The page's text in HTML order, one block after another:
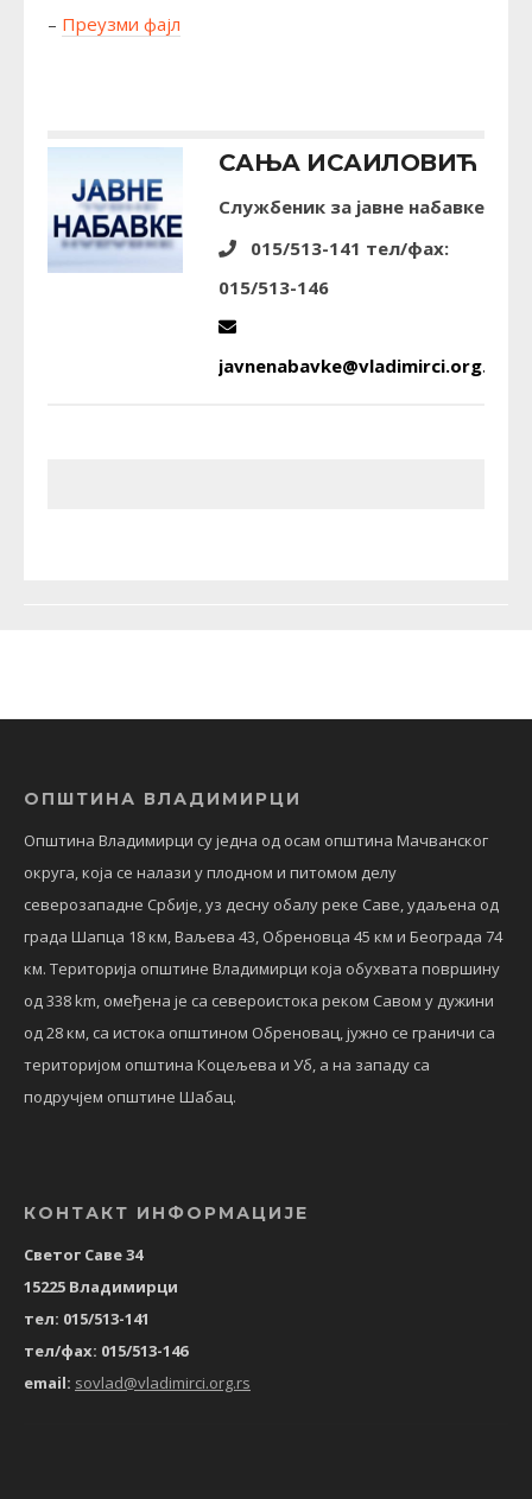
– Преузми фајл
САЊА ИСАИЛОВИЋ
Службеник за јавне набавке
015/513-141 тел/фах:
015/513-146
javnenabavke@vladimirci.org.rs
ОПШТИНА ВЛАДИМИРЦИ
Општина Владимирци су једна од осам општина Мачванског
округа, која се налази у плодном и питомом делу
северозападне Србије, уз десну обалу реке Саве, удаљена од
града Шапца 18 км, Ваљева 43, Обреновца 45 км и Београда 74
км. Територија општине Владимирци која обухвата површину
од 338 km, омеђена је са североистока реком Савом у дужини
од 28 км, са истока општином Обреновац, јужно се граничи са
територијом општина Коцељева и Уб, а на западу са
подручјем општине Шабац.
КОНТАКТ ИНФОРМАЦИЈЕ
Светог Саве 34
15225 Владимирци
тел: 015/513-141
тел/фах: 015/513-146
email: sovlad@vladimirci.org.rs